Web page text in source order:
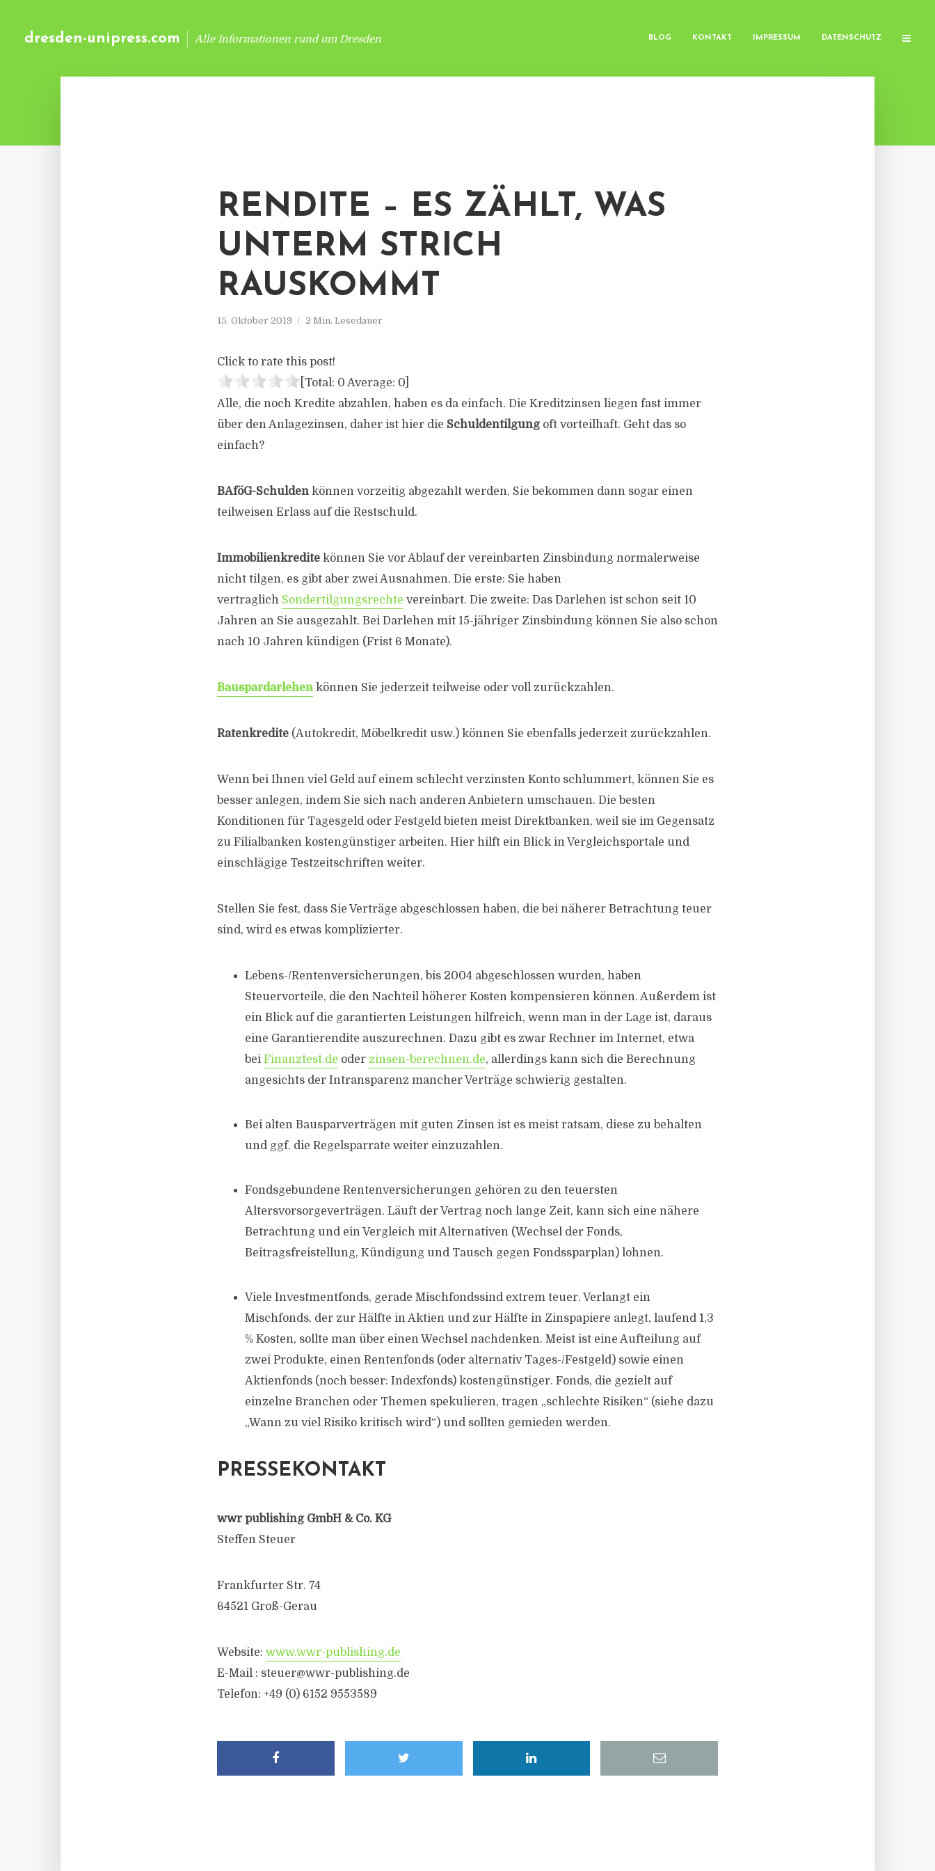
dresden-unipress.com Alle Informationen rund um Dresden BLOG KONTAKT IMPRESSUM DATENSCHUTZ
RENDITE – ES ZÄHLT, WAS
UNTERM STRICH
RAUSKOMMT
15. Oktober 2019 2 Min. Lesedauer
Click to rate this post!
[Total: 0 Average: 0
Alle, die noch Kredite abzahlen, haben es da einfach. Die Kreditzinsen liegen fast immer
über den Anlagezinsen, daher ist hier die Schuldentilgungoft vorteilhaft. Geht das so
einfach?
BAföG-Schulden können vorzeitig abgezahlt werden, Sie bekommen dann sogar einen
teilweisen Erlass auf die Restschuld.
Immobilienkredite können Sie vor Ablauf der vereinbarten Zinsbindung normalerweise
nicht tilgen, es gibt aber zwei Ausnahmen. Die erste: Sie haben
vertraglich Sondertilgungsrechte vereinbart. Die zweite: Das Darlehen ist schon seit 10
Jahren an Sie ausgezahlt. Bei Darlehen mit 15-jähriger Zinsbindung können Sie also schon
nach 10 Jahren kündigen (Frist 6 Monate).
Bauspardarlehen können Sie jederzeit teilweise oder voll zurückzahlen.
Ratenkredite (Autokredit, Möbelkredit usw.) können Sie ebenfalls jederzeit zurückzahlen.
Wenn bei Ihnen viel Geld auf einem schlecht verzinsten Konto schlummert, können Sie es
besser anlegen, indem Sie sich nach anderen Anbietern umschauen. Die besten
Konditionen für Tagesgeld oder Festgeld bieten meist Direktbanken, weil sie im Gegensatz
zu Filialbanken kostengünstiger arbeiten. Hier hilft ein Blick in Vergleichsportale und
einschlägige Testzeitschriften weiter.
Stellen Sie fest, dass Sie Verträge abgeschlossen haben, die bei näherer Betrachtung teuer
sind, wird es etwas komplizierter.
Lebens-/Rentenversicherungen, bis 2004 abgeschlossen wurden, haben
Steuervorteile, die den Nachteil höherer Kosten kompensieren können. Außerdem ist
ein Blick auf die garantierten Leistungen hilfreich, wenn man in der Lage ist, daraus
eine Garantierendite auszurechnen. Dazu gibt es zwar Rechner im Internet, etwa
bei Finanztest.de oder zinsen-berechnen.de, allerdings kann sich die Berechnung
angesichts der Intransparenz mancher Verträge schwierig gestalten.
Bei alten Bausparverträgen mit guten Zinsen ist es meist ratsam, diese zu behalten
und ggf. die Regelsparrate weiter einzuzahlen.
Fondsgebundene Rentenversicherungen gehören zu den teuersten
Altersvorsorgeverträgen. Läuft der Vertrag noch lange Zeit, kann sich eine nähere
Betrachtung und ein Vergleich mit Alternativen (Wechsel der Fonds,
Beitragsfreistellung, Kündigung und Tausch gegen Fondssparplan) lohnen.
Viele Investmentfonds, gerade Mischfondssind extrem teuer. Verlangt ein
Mischfonds, der zur Hälfte in Aktien und zur Hälfte in Zinspapiere anlegt, laufend 1,3
% Kosten, sollte man über einen Wechsel nachdenken. Meist ist eine Aufteilung auf
zwei Produkte, einen Rentenfonds (oder alternativ Tages-/Festgeld) sowie einen
Aktienfonds (noch besser: Indexfonds) kostengünstiger. Fonds, die gezielt auf
einzelne Branchen oder Themen spekulieren, tragen „schlechte Risiken“ (siehe dazu
„Wann zu viel Risiko kritisch wird“) und sollten gemieden werden.
PRESSEKONTAKT
wwr publishing GmbH & Co. KG
Steffen Steuer
Frankfurter Str. 74
64521 Groß-Gerau
Website: www.wwr-publishing.de
E-Mail : steuer@wwr-publishing.de
Telefon: +49 (0) 6152 9553589